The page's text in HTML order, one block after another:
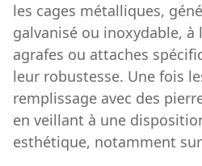
les cages métalliques,
galvanisé ou inoxydable, à
agrafes ou attaches
leur robustesse. Une fois
remplissage avec des
en veillant à une
esthétique, notamment